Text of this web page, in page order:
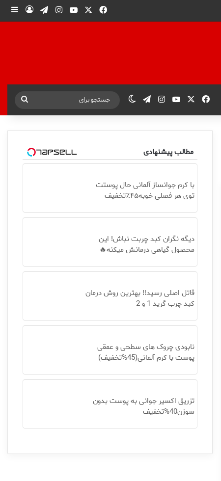
فیس بوکیوتیوباینستاگرام
تلگرامورود
فیس بوکیوتیوباینستاگرام
تلگرامتغییر پوسته
جستجو
برای
مطالب پیشنهادی
با کرم جوانساز آلمانی حال پوستت
توی هر فصلی خوبه۴۵٪تخفیف
دیگه نگران کبد چربت نباش! این
محصول گیاهی درمانش میکنه🔥
قاتل اصلی رسید‼️ بهترین روش درمان
کبد چرب گرید 1 و 2
نابودی چروک های سطحی و عمقی
پوست با کرم آلمانی(45%تخفیف)
تزریق اکسیر جوانی به پوست بدون
سوزن40%تخفیف